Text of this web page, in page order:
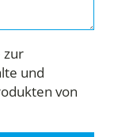
zur
und
von